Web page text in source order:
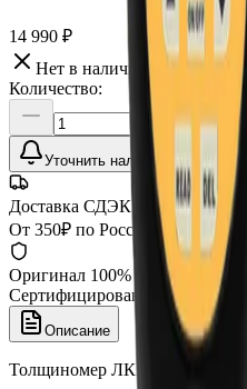
14 990 ₽
Нет в наличии
Количество:
Уточнить наличие
Доставка СДЭК
От 350₽ по России
Оригинал 100%
Сертифицированный товар
Описание
Толщиномер ЛКП, TC 325